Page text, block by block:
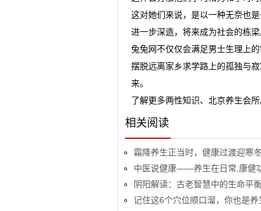
这对她们来说，是以一种无奈也
进一步深造，将来成为社会的栋梁
兔兔网不仅仅会满足男士生理上
摆脱远离家乡求学路上的孤独与
来。
了解更多两性知识、北京养生会
相关阅读
霜降养生正当时，健康过渡迎寒冬
中医说健康——养生在日常,康健
阴阳解读：古老智慧中的生命平
记住这6个穴位顺口溜，你也是养